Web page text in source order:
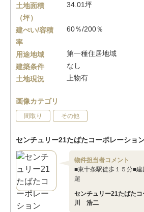
土地面積
（坪）
34.01坪
建ぺい/容積
率
60％/200％
用途地域
第一種住居地域
建築条件
なし
土地現況
上物有
画像カテゴリ
間取り その他
センチュリー21たばたコーポレーショ
物件担当者コメント
■東十条駅徒歩１５分■
超
センチュリー21たばた
川 浩二